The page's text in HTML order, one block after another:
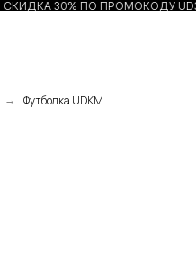
СКИДКА 30% ПО ПРОМОКОДУ
→ Футболка UDKM